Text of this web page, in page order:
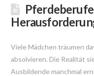
Viele Mädchen träumen
absolvieren. Die Realität
Ausbildende manchmal